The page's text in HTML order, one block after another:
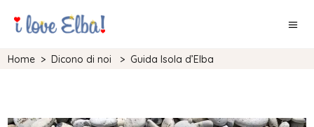
Home >Dicono di noi >Guida Isola d’Elba